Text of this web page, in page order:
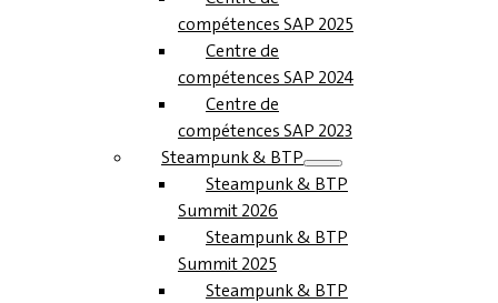
compétences SAP 2025
Centre de
compétences SAP 2024
Centre de
compétences SAP 2023
Steampunk & BTP
Steampunk & BTP
Summit 2026
Steampunk & BTP
Summit 2025
Steampunk & BTP